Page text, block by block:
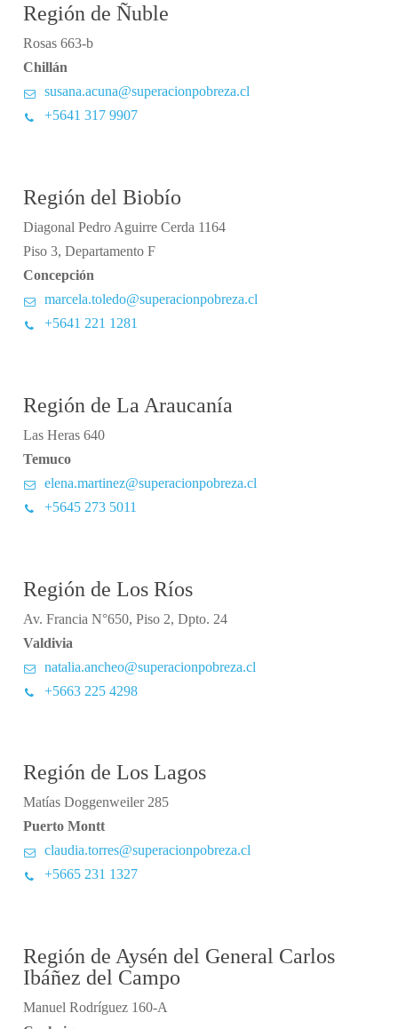
Región de Ñuble
Rosas 663-b
Chillán
susana.acuna@superacionpobreza.cl
+5641 317 9907
Región del Biobío
Diagonal Pedro Aguirre Cerda 1164
Piso 3, Departamento F
Concepción
marcela.toledo@superacionpobreza.cl
+5641 221 1281
Región de La Araucanía
Las Heras 640
Temuco
elena.martinez@superacionpobreza.cl
+5645 273 5011
Región de Los Ríos
Av. Francia N°650, Piso 2, Dpto. 24
Valdivia
natalia.ancheo@superacionpobreza.cl
+5663 225 4298
Región de Los Lagos
Matías Doggenweiler 285
Puerto Montt
claudia.torres@superacionpobreza.cl
+5665 231 1327
Región de Aysén del General Carlos
Ibáñez del Campo
Manuel Rodríguez 160-A